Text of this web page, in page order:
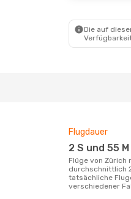
Die auf
Flugdauer
2 S und 55 M
Flüge von Zürich nach Istanbul dauern
durchschnittlich
tatsächliche
verschiedener